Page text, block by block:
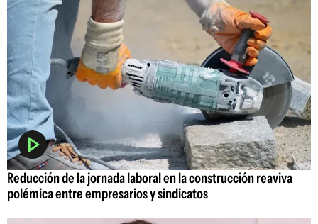
Reducción de la jornada laboral en la construcción reaviva
polémica entre empresarios y sindicatos